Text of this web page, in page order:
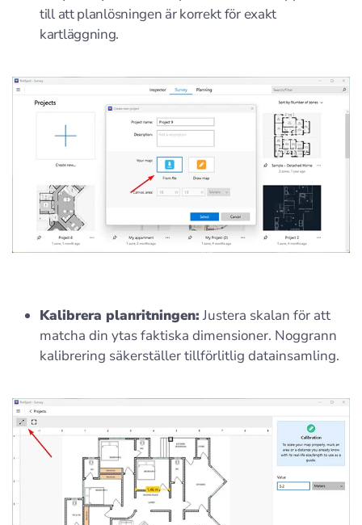
till att planlösningen är korrekt för exakt
kartläggning.
Kalibrera planritningen: Justera skalan för att
matcha din ytas faktiska dimensioner. Noggrann
kalibrering säkerställer tillförlitlig datainsamling.